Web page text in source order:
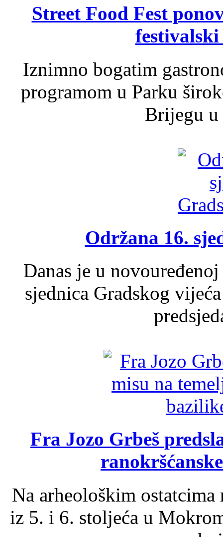
Street Food Fest
Iznimno bogatim
programom u Parku
Brijegu u
Održana 16.
Danas je u
sjednica Gradskog
Fra Jozo Grbeš
Na arheološkim
iz 5. i 6. stoljeća u